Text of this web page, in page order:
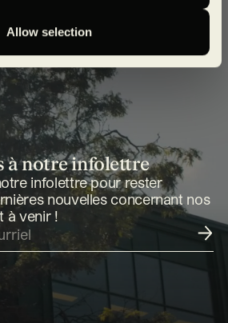
Allow selection
à notre infolettre
infolettre pour rester
nouvelles concernant nos
à venir !